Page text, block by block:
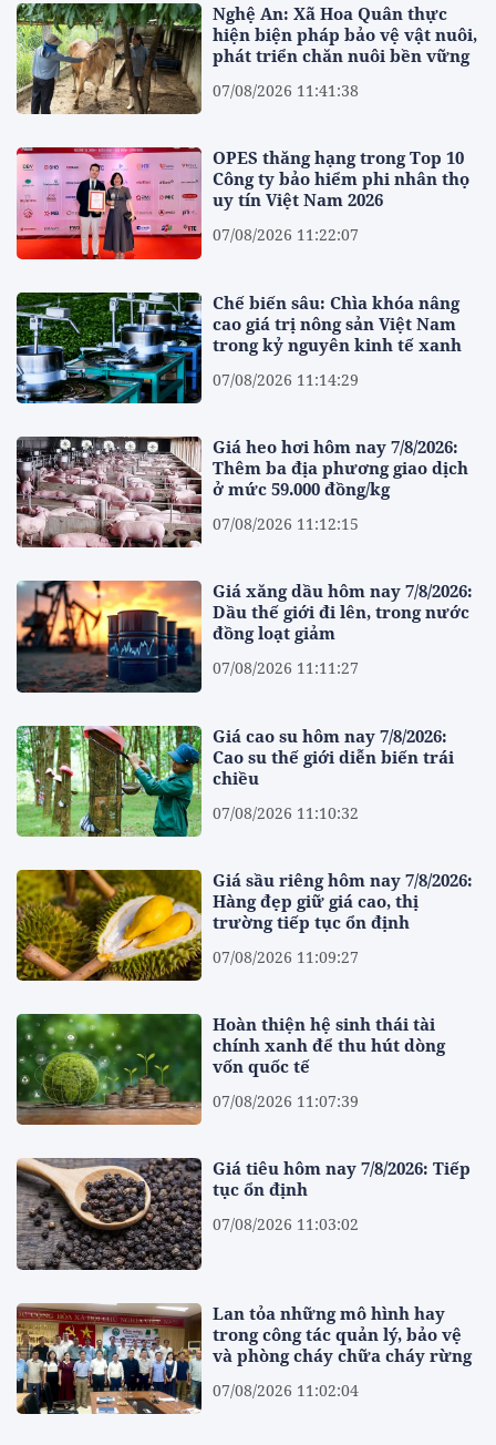
Nghệ An: Xã Hoa Quân thực
hiện biện pháp bảo vệ vật nuôi,
phát triển chăn nuôi bền vững
07/08/2026 11:41:38
OPES thăng hạng trong Top 10
Công ty bảo hiểm phi nhân thọ
uy tín Việt Nam 2026
07/08/2026 11:22:07
Chế biến sâu: Chìa khóa nâng
cao giá trị nông sản Việt Nam
trong kỷ nguyên kinh tế xanh
07/08/2026 11:14:29
Giá heo hơi hôm nay 7/8/2026:
Thêm ba địa phương giao dịch
ở mức 59.000 đồng/kg
07/08/2026 11:12:15
Giá xăng dầu hôm nay 7/8/2026:
Dầu thế giới đi lên, trong nước
đồng loạt giảm
07/08/2026 11:11:27
Giá cao su hôm nay 7/8/2026:
Cao su thế giới diễn biến trái
chiều
07/08/2026 11:10:32
Giá sầu riêng hôm nay 7/8/2026:
Hàng đẹp giữ giá cao, thị
trường tiếp tục ổn định
07/08/2026 11:09:27
Hoàn thiện hệ sinh thái tài
chính xanh để thu hút dòng
vốn quốc tế
07/08/2026 11:07:39
Giá tiêu hôm nay 7/8/2026: Tiếp
tục ổn định
07/08/2026 11:03:02
Lan tỏa những mô hình hay
trong công tác quản lý, bảo vệ
và phòng cháy chữa cháy rừng
07/08/2026 11:02:04